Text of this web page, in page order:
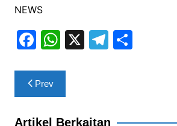
NEWS
F
c
e
b
W
at
s
A
X T
a
S
Post
navigation
Prev
Artikel Berkaitan